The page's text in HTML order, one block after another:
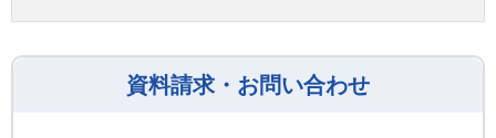
資料請求・お問い合わせ